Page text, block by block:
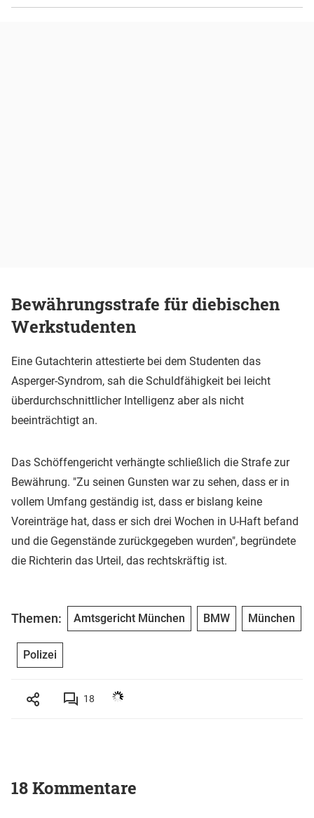
Bewährungsstrafe für diebischen
Werkstudenten
Eine Gutachterin attestierte bei dem Studenten das
Asperger-Syndrom, sah die Schuldfähigkeit bei leicht
überdurchschnittlicher Intelligenz aber als nicht
beeinträchtigt an.
Das Schöffengericht verhängte schließlich die Strafe zur
Bewährung. "Zu seinen Gunsten war zu sehen, dass er in
vollem Umfang geständig ist, dass er bislang keine
Voreinträge hat, dass er sich drei Wochen in U-Haft befand
und die Gegenstände zurückgegeben wurden", begründete
die Richterin das Urteil, das rechtskräftig ist.
Themen: Amtsgericht München BMW München
Polizei
18
18 Kommentare